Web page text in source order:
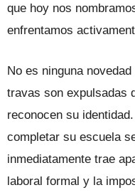
que hoy nos
enfrentamos
No es ninguna
travas son expulsadas
reconocen su
completar su escuela
inmediatamente trae
laboral formal y la